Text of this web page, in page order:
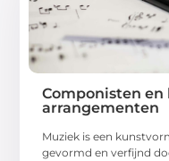
Componisten
arrangementen
Muziek is een
gevormd en verfijnd